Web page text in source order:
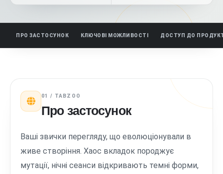
ПРО ЗАСТОСУНОК КЛЮЧОВІ МОЖЛИВОСТІ ДОСТУП ДО
01 / TABZOO
Про застосунок
Ваші звички перегляду, що еволюціонували в
живе створіння. Хаос вкладок породжує
мутації, нічні сеанси відкривають темні форми,